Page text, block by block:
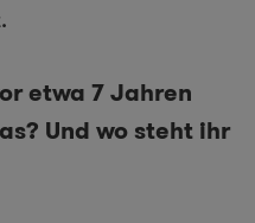
etwa 7 Jahren
Und wo steht ihr